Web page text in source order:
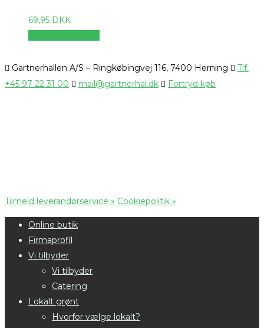
69,95 DKK
Gartnerhallen A/S – Ringkøbingvej 116, 7400 Herning
Tlf.
+45 97 22 31 00
mail@gartnerhal.dk Fortryd køb
Tilmeld leverandørservice » Cookiepolitik »
Online butik
Firmaprofil
Vi tilbyder
Vi tilbyder
Catering
Lokalt grønt
Hvorfor vælge lokalt?